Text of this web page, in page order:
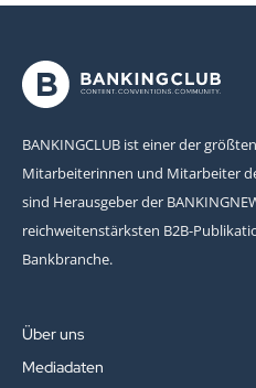
BANKINGCLUB ist einer der
Mitarbeiterinnen und Mitarbeiter
sind Herausgeber der
reichweitenstärksten B2B-
Bankbranche.
Über uns
Mediadaten